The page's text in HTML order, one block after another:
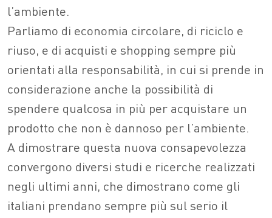
l’ambiente.
Parliamo di economia circolare, di riciclo e
riuso, e di acquisti e shopping sempre più
orientati alla responsabilità, in cui si prende in
considerazione anche la possibilità di
spendere qualcosa in più per acquistare un
prodotto che non è dannoso per l’ambiente.
A dimostrare questa nuova consapevolezza
convergono diversi studi e ricerche realizzati
negli ultimi anni, che dimostrano come gli
italiani prendano sempre più sul serio il